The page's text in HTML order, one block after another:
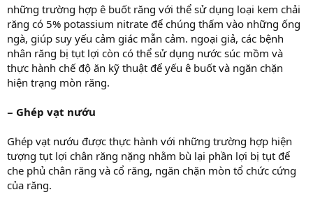
những trường hợp ê buốt răng với thể sử dụng loại kem chải
răng có 5% potassium nitrate để chúng thấm vào những ống
ngà, giúp suy yếu cảm giác mẫn cảm. ngoại giả, các bệnh
nhân răng bị tụt lợi còn có thể sử dụng nước súc mồm và
thực hành chế độ ăn kỹ thuật để yếu ê buốt và ngăn chặn
hiện trạng mòn răng.
− Ghép vạt nướu
Ghép vạt nướu được thực hành với những trường hợp hiện
tượng tụt lợi chân răng nặng nhằm bù lại phần lợi bị tụt để
che phủ chân răng và cổ răng, ngăn chặn mòn tổ chức cứng
của răng.